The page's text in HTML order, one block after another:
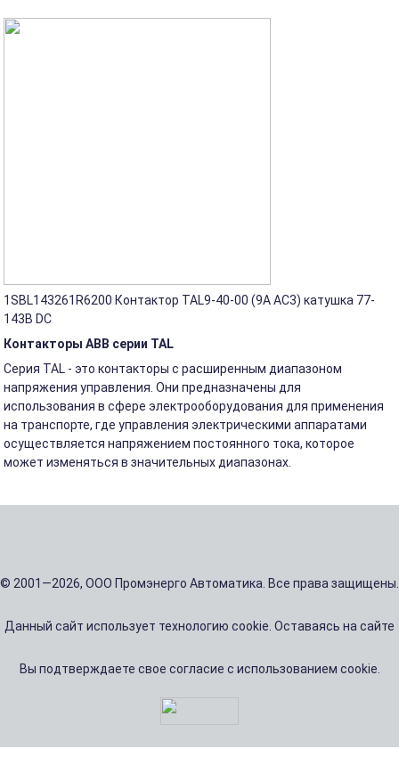
1SBL143261R6200 Контактор TAL9-40-00 (9А AC3) катушка 77-
143В DC
Контакторы ABB серии TAL
Серия TAL - это контакторы с расширенным диапазоном
напряжения управления. Они предназначены для
использования в сфере электрооборудования для применения
на транспорте, где управления электрическими аппаратами
осуществляется напряжением постоянного тока, которое
может изменяться в значительных диапазонах.
© 2001—2026, ООО Промэнерго Автоматика. Все права защищены.
Данный сайт использует технологию cookie. Оставаясь на сайте
Вы подтверждаете свое согласие с использованием cookie.